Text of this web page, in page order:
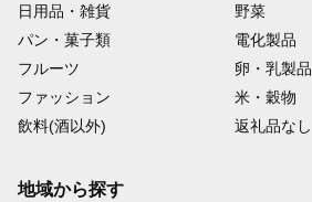
日用品・雑貨
野菜
パン・菓子類
電化製品
フルーツ
卵・乳製品
ファッション
米・穀物
飲料(酒以外)
返礼品なし
地域から探す